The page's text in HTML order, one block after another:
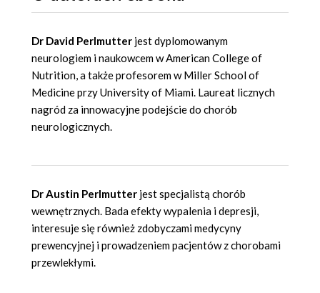
Dr David Perlmutter jest dyplomowanym
neurologiem i naukowcem w American College of
Nutrition, a także profesorem w Miller School of
Medicine przy University of Miami. Laureat licznych
nagród za innowacyjne podejście do chorób
neurologicznych.
Dr Austin Perlmutter jest specjalistą chorób
wewnętrznych. Bada efekty wypalenia i depresji,
interesuje się również zdobyczami medycyny
prewencyjnej i prowadzeniem pacjentów z chorobami
przewlekłymi.